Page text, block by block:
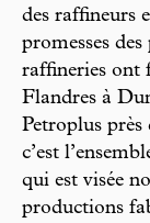
des raffineurs
promesses
raffineries ont
Flandres à
Petroplus
c’est
qui est visée
productions